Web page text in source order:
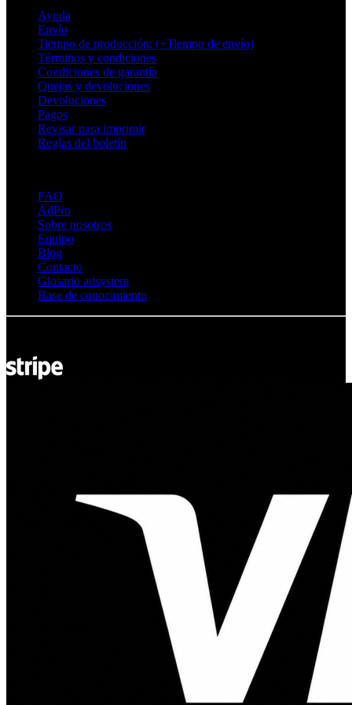
Ayuda
Envío
Tiempo de producción: (+Tiempo de envío)
Términos y condiciones
Condiciones de garantía
Quejas y devoluciones
Devoluciones
Pagos
Revisar para imprimir
Reglas del boletín
FAQ
AdPro
Sobre nosotros
Equipo
Blog
Contacto
Glosario adsystem
Base de conocimiento